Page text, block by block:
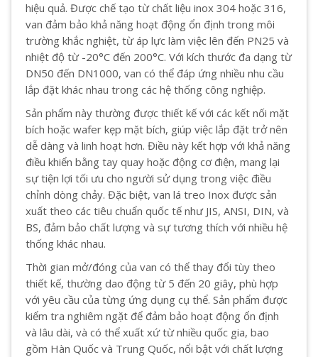
hiệu quả. Được chế tạo từ chất liệu inox 304 hoặc 316,
van đảm bảo khả năng hoạt động ổn định trong môi
trường khắc nghiệt, từ áp lực làm việc lên đến PN25 và
nhiệt độ từ -20°C đến 200°C. Với kích thước đa dạng từ
DN50 đến DN1000, van có thể đáp ứng nhiều nhu cầu
lắp đặt khác nhau trong các hệ thống công nghiệp.
Sản phẩm này thường được thiết kế với các kết nối mặt
bích hoặc wafer kẹp mặt bích, giúp việc lắp đặt trở nên
dễ dàng và linh hoạt hơn. Điều này kết hợp với khả năng
điều khiển bằng tay quay hoặc động cơ điện, mang lại
sự tiện lợi tối ưu cho người sử dụng trong việc điều
chỉnh dòng chảy. Đặc biệt, van lá treo Inox được sản
xuất theo các tiêu chuẩn quốc tế như JIS, ANSI, DIN, và
BS, đảm bảo chất lượng và sự tương thích với nhiều hệ
thống khác nhau.
Thời gian mở/đóng của van có thể thay đổi tùy theo
thiết kế, thường dao động từ 5 đến 20 giây, phù hợp
với yêu cầu của từng ứng dụng cụ thể. Sản phẩm được
kiểm tra nghiêm ngặt để đảm bảo hoạt động ổn định
và lâu dài, và có thể xuất xứ từ nhiều quốc gia, bao
gồm Hàn Quốc và Trung Quốc, nổi bật với chất lượng